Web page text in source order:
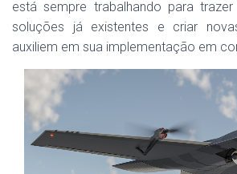
está sempre trabalhando para
soluções já existentes e criar
auxiliem em sua implementação em